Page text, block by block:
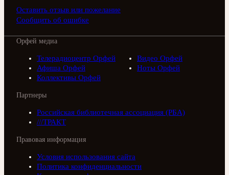
Оставить отзыв или пожелание
Сообщить об ошибке
Орфей медиа
Телерадиоцентр Орфей
Видео Орфей
Афиша Орфей
Ноты Орфей
Коллективы Орфей
Партнеры
Российская библиотечная ассоциация (РБА)
///ТРАКТ
Правовая информация
Условия использования сайта
Политика конфиденциальности